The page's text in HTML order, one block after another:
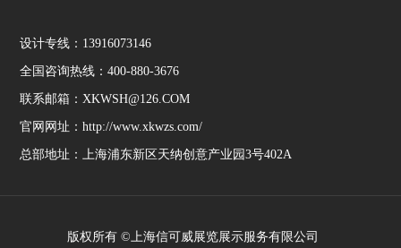
设计专线：13916073146
全国咨询热线：400-880-3676
联系邮箱：XKWSH@126.COM
官网网址：http://www.xkwzs.com/
总部地址：上海浦东新区天纳创意产业园3号402A
版权所有 ©上海信可威展览展示服务有限公司